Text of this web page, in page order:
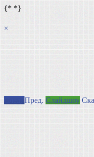
{* *}
×
Пред. Слайдшоу